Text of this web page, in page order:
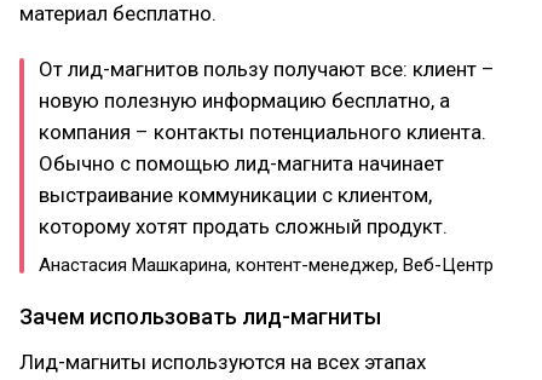
материал бесплатно.
От лид-магнитов пользу получают все: клиент –
новую полезную информацию бесплатно, а
компания – контакты потенциального клиента.
Обычно с помощью лид-магнита начинает
выстраивание коммуникации с клиентом,
которому хотят продать сложный продукт.
Анастасия Машкарина, контент-менеджер, Веб-Центр
Зачем использовать лид-магниты
Лид-магниты используются на всех этапах